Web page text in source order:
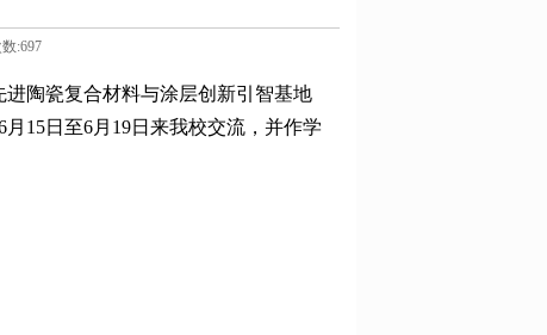
:697
陶瓷复合材料与涂层创新引智基地
15日至6月19日来我校交流，并作学